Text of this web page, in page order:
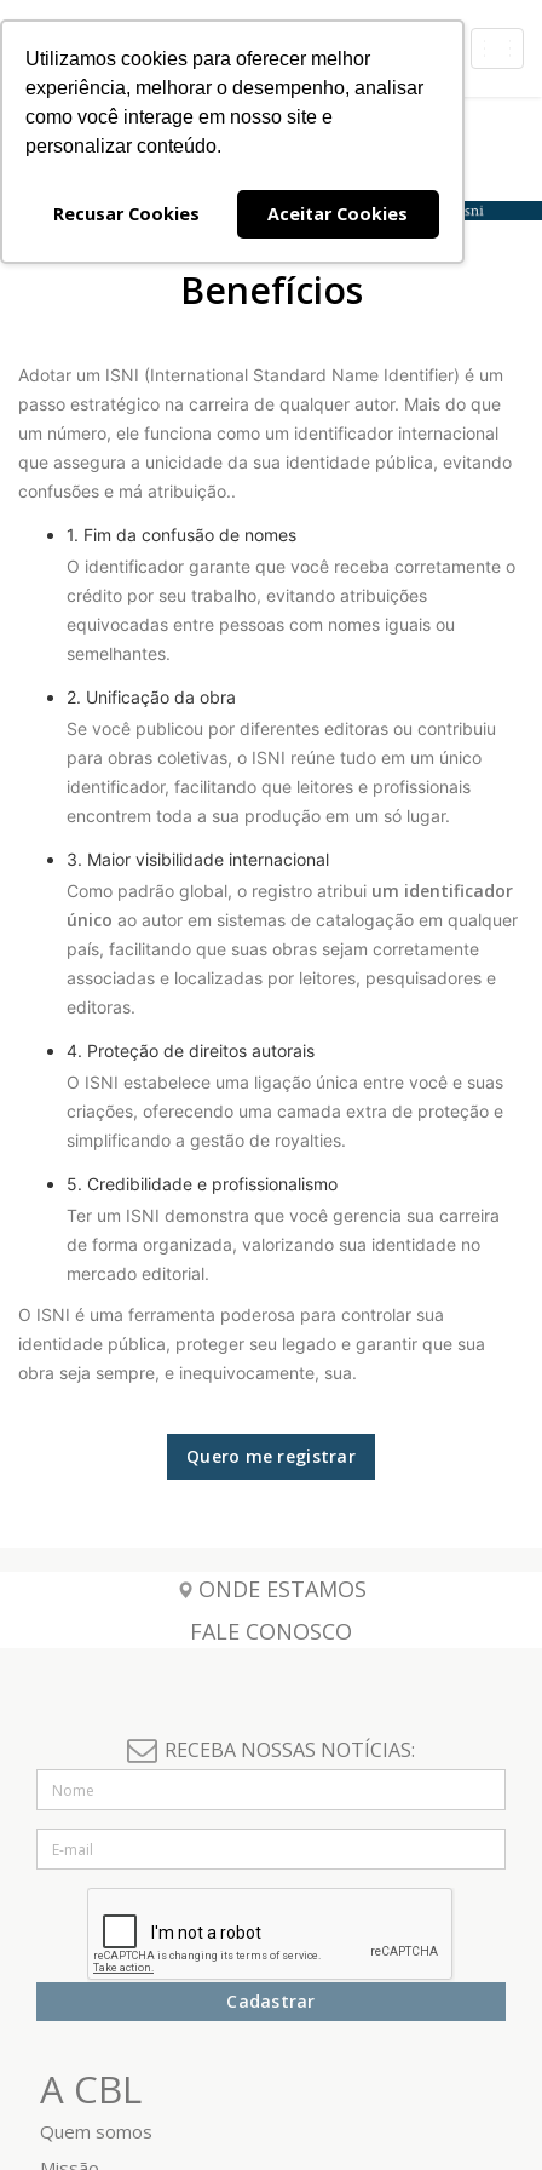
Utilizamos cookies para oferecer melhor
experiência, melhorar o desempenho, analisar
como você interage em nosso site e
personalizar conteúdo.
Recusar Cookies Aceitar Cookies
ISNI
Expanding
Benefícios
Adotar um ISNI (International Standard Name Identifier) é um
passo estratégico na carreira de qualquer autor. Mais do que
um número, ele funciona como um identificador internacional
que assegura a unicidade da sua identidade pública, evitando
confusões e má atribuição..
1. Fim da confusão de nomes
O identificador garante que você receba corretamente o
crédito por seu trabalho, evitando atribuições
equivocadas entre pessoas com nomes iguais ou
semelhantes.
2. Unificação da obra
Se você publicou por diferentes editoras ou contribuiu
para obras coletivas, o ISNI reúne tudo em um único
identificador, facilitando que leitores e profissionais
encontrem toda a sua produção em um só lugar.
3. Maior visibilidade internacional
Como padrão global, o registro atribui um identificador
único ao autor em sistemas de catalogação em qualquer
país, facilitando que suas obras sejam corretamente
associadas e localizadas por leitores, pesquisadores e
editoras.
4. Proteção de direitos autorais
O ISNI estabelece uma ligação única entre você e suas
criações, oferecendo uma camada extra de proteção e
simplificando a gestão de royalties.
5. Credibilidade e profissionalismo
Ter um ISNI demonstra que você gerencia sua carreira
de forma organizada, valorizando sua identidade no
mercado editorial.
O ISNI é uma ferramenta poderosa para controlar sua
identidade pública, proteger seu legado e garantir que sua
obra seja sempre, e inequivocamente, sua.
Quero me registrar
ONDE ESTAMOS
FALE CONOSCO
RECEBA NOSSAS NOTÍCIAS:
Cadastrar
A CBL
Quem somos